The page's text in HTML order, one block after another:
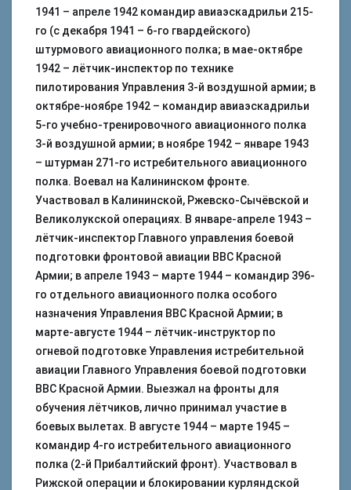
1941 – апреле 1942 командир авиаэскадрильи 215-
го (с декабря 1941 – 6-го гвардейского)
штурмового авиационного полка; в мае-октябре
1942 – лётчик-инспектор по технике
пилотирования Управления 3-й воздушной армии; в
октябре-ноябре 1942 – командир авиаэскадрильи
5-го учебно-тренировочного авиационного полка
3-й воздушной армии; в ноябре 1942 – январе 1943
– штурман 271-го истребительного авиационного
полка. Воевал на Калининском фронте.
Участвовал в Калининской, Ржевско-Сычёвской и
Великолукской операциях. В январе-апреле 1943 –
лётчик-инспектор Главного управления боевой
подготовки фронтовой авиации ВВС Красной
Армии; в апреле 1943 – марте 1944 – командир 396-
го отдельного авиационного полка особого
назначения Управления ВВС Красной Армии; в
марте-августе 1944 – лётчик-инструктор по
огневой подготовке Управления истребительной
авиации Главного Управления боевой подготовки
ВВС Красной Армии. Выезжал на фронты для
обучения лётчиков, лично принимал участие в
боевых вылетах. В августе 1944 – марте 1945 –
командир 4-го истребительного авиационного
полка (2-й Прибалтийский фронт). Участвовал в
Рижской операции и блокировании курляндской